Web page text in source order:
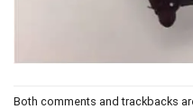
Both comments and trackbacks